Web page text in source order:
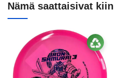
Nämä saattaisivat